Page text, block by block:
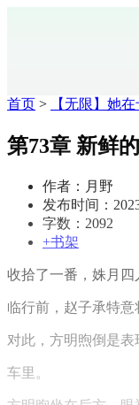
首页 > 【无限】她
第73章 新鲜
作者：月野
发布时间：
字数：2092
+书架
收拾了一番，姝月四
临行前，赵子承特意
对此，方明煦倒是表
车里。